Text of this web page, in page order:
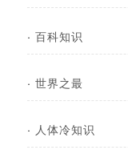
· 百科知识
· 世界之最
· 人体冷知识